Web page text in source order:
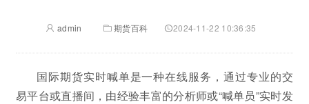
admin 期货百科 2024-11-22 10:36:35
国际期货实时喊单是一种在线服务，通过专业的交
易平台或直播间，由经验丰富的分析师或“喊单员”实时发